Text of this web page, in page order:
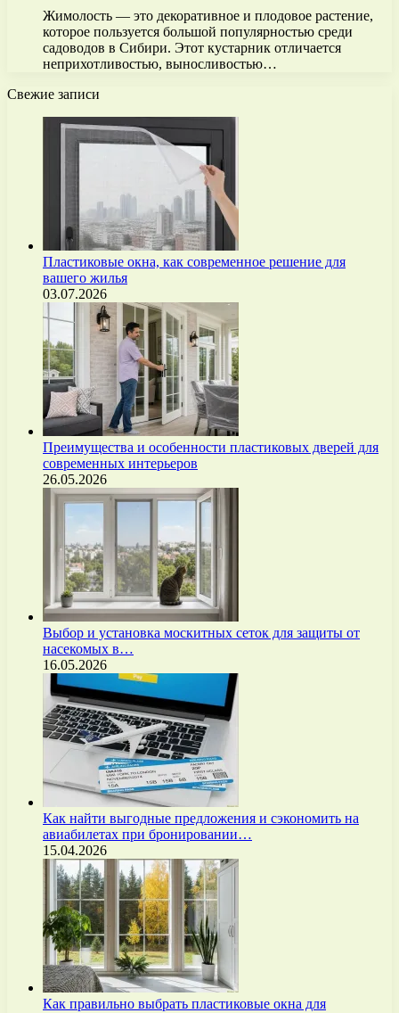
Жимолость — это декоративное и плодовое растение,
которое пользуется большой популярностью среди
садоводов в Сибири. Этот кустарник отличается
неприхотливостью, выносливостью…
Свежие записи
Пластиковые окна, как современное решение для
вашего жилья
03.07.2026
Преимущества и особенности пластиковых дверей для
современных интерьеров
26.05.2026
Выбор и установка москитных сеток для защиты от
насекомых в…
16.05.2026
Как найти выгодные предложения и сэкономить на
авиабилетах при бронировании…
15.04.2026
Как правильно выбрать пластиковые окна для